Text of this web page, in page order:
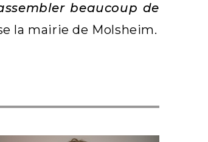
beaucoup de
la mairie de Molsheim.